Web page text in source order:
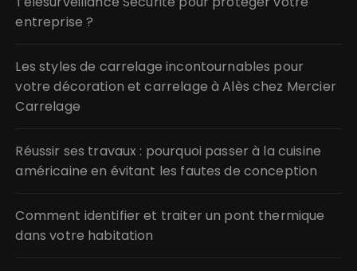
entreprise ?
Les styles de carrelage incontournables pour
votre décoration et carrelage à Alès chez Mercier
Carrelage
Réussir ses travaux : pourquoi passer à la cuisine
américaine en évitant les fautes de conception
Comment identifier et traiter un pont thermique
dans votre habitation